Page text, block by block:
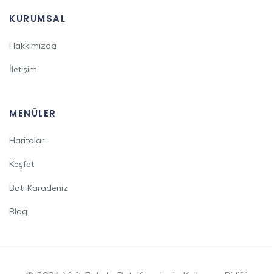
KURUMSAL
Hakkımızda
İletişim
MENÜLER
Haritalar
Keşfet
Batı Karadeniz
Blog